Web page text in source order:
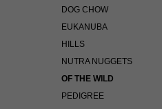
DOG CHOW
EUKANUBA
HILLS
NUTRA NUGGETS
OF THE WILD
PEDIGREE